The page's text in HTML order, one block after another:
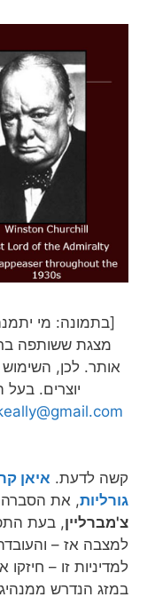
[בתמונה: מי
מצגת ששותפה
יוצרים.
קשה לדעת. איאן
גורליות, את
צ'מברליין, בעת
למצבה אז –
למדיניות זו –
במזג הנדרש